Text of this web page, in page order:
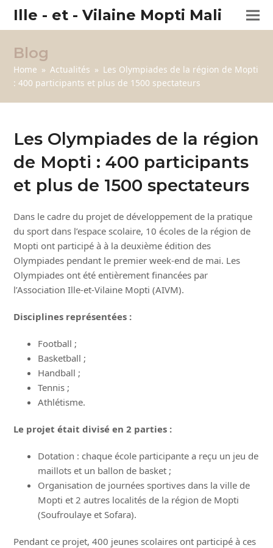
Ille - et - Vilaine Mopti Mali
Blog
Home » Actualités » Les Olympiades de la région de Mopti
: 400 participants et plus de 1500 spectateurs
Les Olympiades de la région
de Mopti : 400 participants
et plus de 1500 spectateurs
Dans le cadre du projet de développement de la pratique
du sport dans l’espace scolaire, 10 écoles de la région de
Mopti ont participé à à la deuxième édition des
Olympiades pendant le premier week-end de mai. Les
Olympiades ont été entièrement financées par
l’Association Ille-et-Vilaine Mopti (AIVM).
Disciplines représentées :
Football ;
Basketball ;
Handball ;
Tennis ;
Athlétisme.
Le projet était divisé en 2 parties :
Dotation : chaque école participante a reçu un jeu de
maillots et un ballon de basket ;
Organisation de journées sportives dans la ville de
Mopti et 2 autres localités de la région de Mopti
(Soufroulaye et Sofara).
Pendant ce projet, 400 jeunes scolaires ont participé à ces